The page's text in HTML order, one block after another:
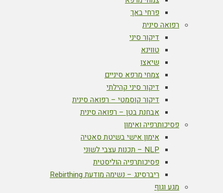
פרחי באך
רפואה סינית
דיקור סיני
טווינא
שיאצו
צמחי מרפא סיניים
דיקור סיני קהילתי
דיקור קוסמטי – רפואה סינית
אבחנת בטן – רפואה סינית
פסיכותרפיה ואימון
אימון אישי בשיטת סאטיה
NLP – תכנות עצבי לשוני
פסיכותרפיה הוליסטית
ריברסינג – נשימה מודעת Rebirthing
מגע וגוף